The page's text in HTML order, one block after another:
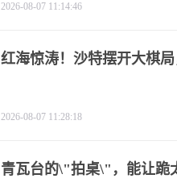
2026-08-07 11:14:46
红海惊涛！沙特摆开大棋
2026-08-07 11:28:18
青瓦台的\"拍桌\"，能让跪